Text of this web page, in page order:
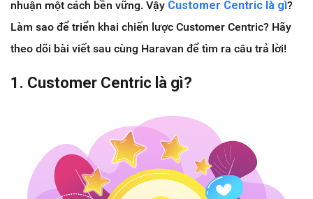
nhuận một cách bền vững. Vậy Customer Centric là gì?
Làm sao để triển khai chiến lược Customer Centric? Hãy
theo dõi bài viết sau cùng Haravan để tìm ra câu trả lời!
1. Customer Centric là gì?